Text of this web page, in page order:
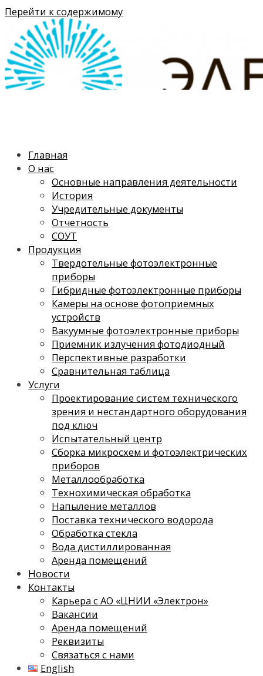
Перейти к содержимому
Главная
О нас
Основные направления деятельности
История
Учредительные документы
Отчетность
СОУТ
Продукция
Твердотельные фотоэлектронные
приборы
Гибридные фотоэлектронные приборы
Камеры на основе фотоприемных
устройств
Вакуумные фотоэлектронные приборы
Приемник излучения фотодиодный
Перспективные разработки
Сравнительная таблица
Услуги
Проектирование систем технического
зрения и нестандартного оборудования
под ключ
Испытательный центр
Сборка микросхем и фотоэлектрических
приборов
Металлообработка
Технохимическая обработка
Напыление металлов
Поставка технического водорода
Обработка стекла
Вода дистиллированная
Аренда помещений
Новости
Контакты
Карьера с АО «ЦНИИ «Электрон»
Вакансии
Аренда помещений
Реквизиты
Связаться с нами
English